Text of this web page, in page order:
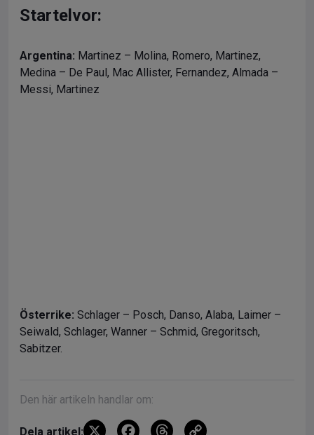
Startelvor:
Argentina: Martinez – Molina, Romero, Martinez,
Medina – De Paul, Mac Allister, Fernandez, Almada –
Messi, Martinez
Österrike: Schlager – Posch, Danso, Alaba, Laimer –
Seiwald, Schlager, Wanner – Schmid, Gregoritsch,
Sabitzer.
Den här artikeln handlar om:
Dela artikel: